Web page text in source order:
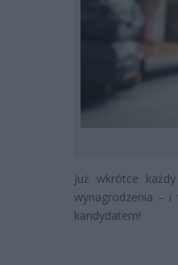
Już wkrótce
wynagrodzenia –
kandydatem!